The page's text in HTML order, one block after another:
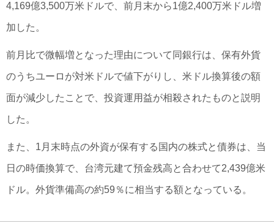
4,169億3,500万米ドルで、前月末から1億2,400万米ドル増
加した。
前月比で微幅増となった理由について同銀行は、保有外貨
のうちユーロが対米ドルで値下がりし、米ドル換算後の額
面が減少したことで、投資運用益が相殺されたものと説明
した。
また、1月末時点の外資が保有する国内の株式と債券は、当
日の時価換算で、台湾元建て預金残高と合わせて2,439億米
ドル。外貨準備高の約59％に相当する額となっている。